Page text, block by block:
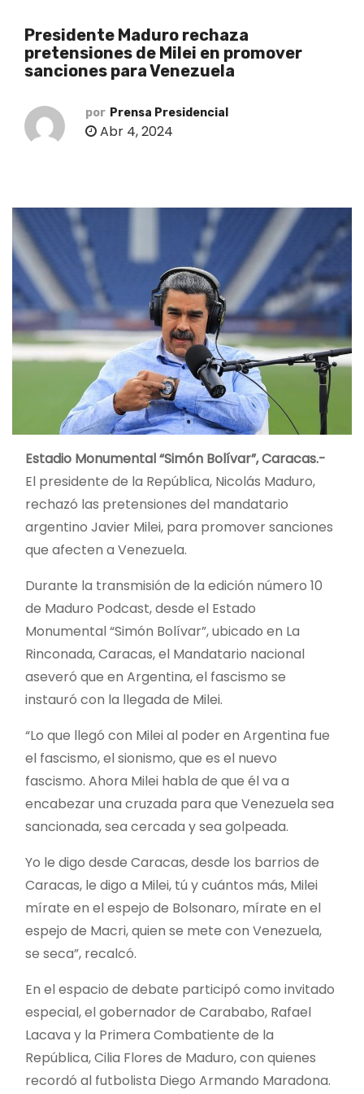
Presidente Maduro rechaza
pretensiones de Milei en promover
sanciones para Venezuela
por Prensa Presidencial
Abr 4, 2024
Estadio Monumental “Simón Bolívar”, Caracas.-
El presidente de la República, Nicolás Maduro,
rechazó las pretensiones del mandatario
argentino Javier Milei, para promover sanciones
que afecten a Venezuela.
Durante la transmisión de la edición número 10
de Maduro Podcast, desde el Estado
Monumental “Simón Bolívar”, ubicado en La
Rinconada, Caracas, el Mandatario nacional
aseveró que en Argentina, el fascismo se
instauró con la llegada de Milei.
“Lo que llegó con Milei al poder en Argentina fue
el fascismo, el sionismo, que es el nuevo
fascismo. Ahora Milei habla de que él va a
encabezar una cruzada para que Venezuela sea
sancionada, sea cercada y sea golpeada.
Yo le digo desde Caracas, desde los barrios de
Caracas, le digo a Milei, tú y cuántos más, Milei
mírate en el espejo de Bolsonaro, mírate en el
espejo de Macri, quien se mete con Venezuela,
se seca”, recalcó.
En el espacio de debate participó como invitado
especial, el gobernador de Carababo, Rafael
Lacava y la Primera Combatiente de la
República, Cilia Flores de Maduro, con quienes
recordó al futbolista Diego Armando Maradona.